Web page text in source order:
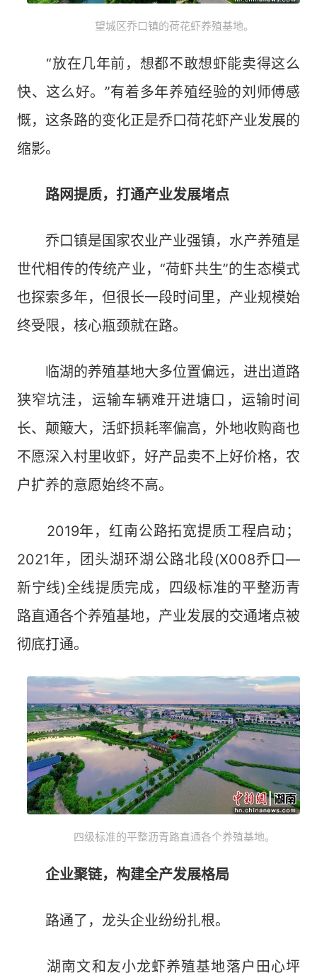
望城区乔口镇的荷花虾养殖基地。
“放在几年前，想都不敢想虾能卖得这么
快、这么好。”有着多年养殖经验的刘师傅感
慨，这条路的变化正是乔口荷花虾产业发展的
缩影。
路网提质，打通产业发展堵点
乔口镇是国家农业产业强镇，水产养殖是
世代相传的传统产业，“荷虾共生”的生态模式
也探索多年，但很长一段时间里，产业规模始
终受限，核心瓶颈就在路。
临湖的养殖基地大多位置偏远，进出道路
狭窄坑洼，运输车辆难开进塘口，运输时间
长、颠簸大，活虾损耗率偏高，外地收购商也
不愿深入村里收虾，好产品卖不上好价格，农
户扩养的意愿始终不高。
2019年，红南公路拓宽提质工程启动；
2021年，团头湖环湖公路北段(X008乔口—
新宁线)全线提质完成，四级标准的平整沥青
路直通各个养殖基地，产业发展的交通堵点被
彻底打通。
四级标准的平整沥青路直通各个养殖基地。
企业聚链，构建全产发展格局
路通了，龙头企业纷纷扎根。
湖南文和友小龙虾养殖基地落户田心坪